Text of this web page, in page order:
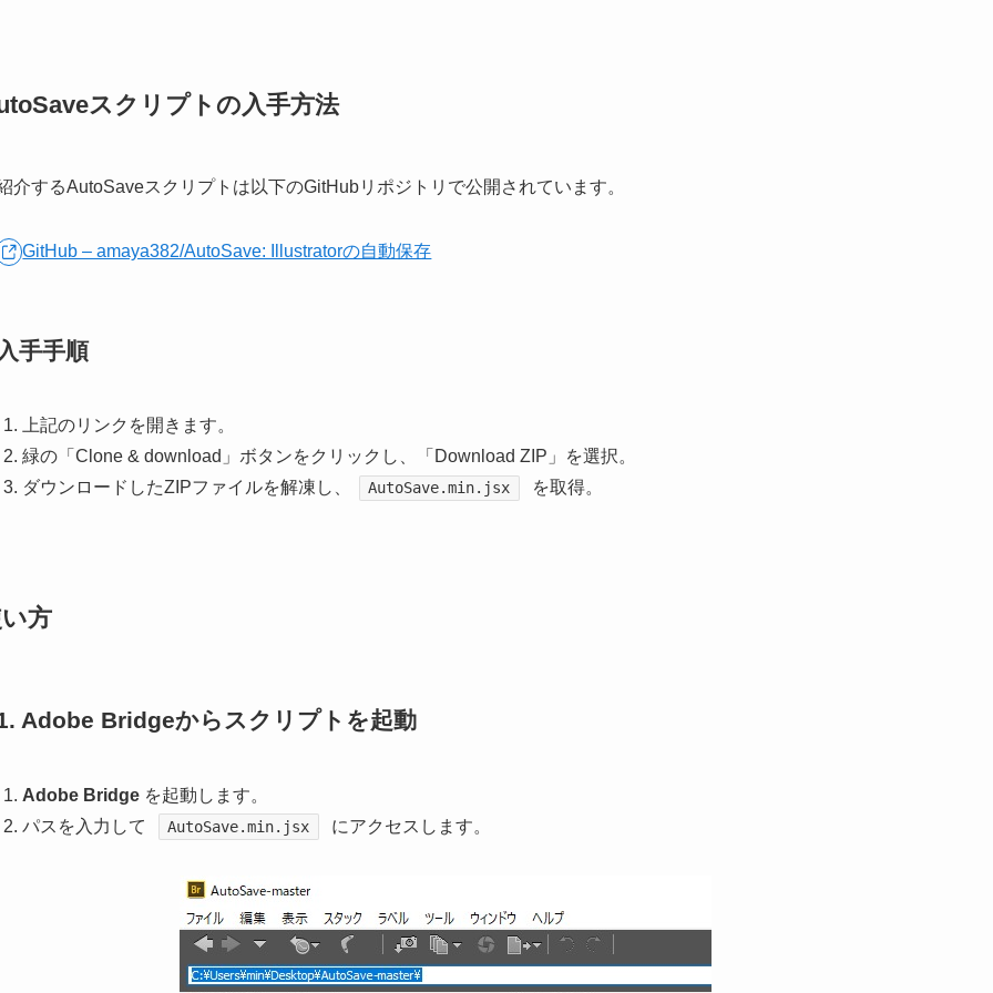
スクリプトの入手方法
介するAutoSaveスクリプトは以下のGitHubリポジトリで公開されています。
GitHub – amaya382/AutoSave: Illustratorの自動保存
手手順
上記のリンクを開きます。
緑の「Clone & download」ボタンをクリックし、「Download ZIP」を選択。
ダウンロードしたZIPファイルを解凍し、
AutoSave.min.jsx を取得。
方
Adobe Bridgeからスクリプトを起動
Adobe Bridge を起動します。
パスを入力して
AutoSave.min.jsx にアクセスします。